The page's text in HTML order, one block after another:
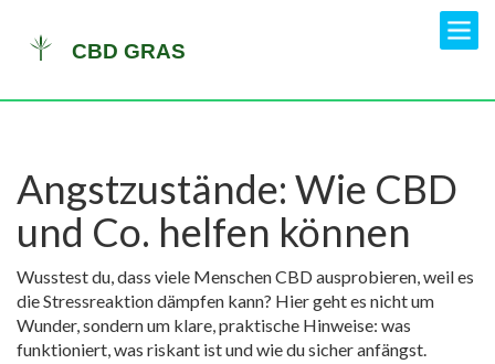
Angstzustände: Wie CBD
und Co. helfen können
Wusstest du, dass viele Menschen CBD ausprobieren, weil es
die Stressreaktion dämpfen kann? Hier geht es nicht um
Wunder, sondern um klare, praktische Hinweise: was
funktioniert, was riskant ist und wie du sicher anfängst.